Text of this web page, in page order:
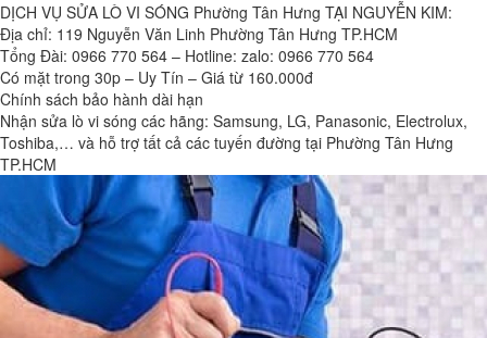
DỊCH VỤ SỬA LÒ VI SÓNG Phường Tân Hưng TẠI NGUYỄN KIM:
Địa chỉ: 119 Nguyễn Văn Linh Phường Tân Hưng TP.HCM
Tổng Đài: 0966 770 564 – Hotline: zalo: 0966 770 564
Có mặt trong 30p – Uy Tín – Giá từ 160.000đ
Chính sách bảo hành dài hạn
Nhận sửa lò vi sóng các hãng: Samsung, LG, Panasonic, Electrolux,
Toshiba,… và hỗ trợ tất cả các tuyến đường tại Phường Tân Hưng
TP.HCM